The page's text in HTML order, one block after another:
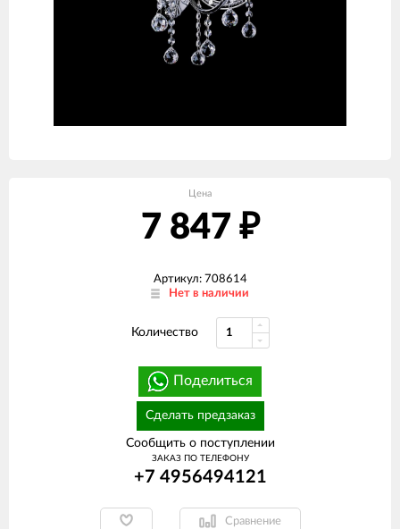
Цена
7 847 ₽
Артикул: 708614
Нет в наличии
Количество
Поделиться
Сделать предзаказ
Сообщить о поступлении
ЗАКАЗ ПО ТЕЛЕФОНУ
+7 4956494121
Сравнение